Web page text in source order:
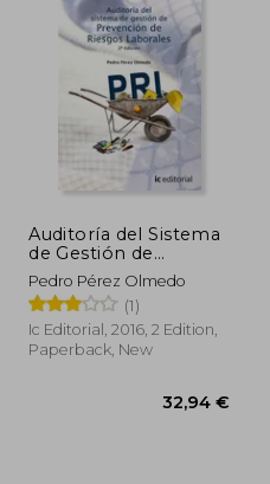
Auditoría del Sistema
de Gestión de
Prevención de
Riesgos Laborales (in
Spanish)
Pedro Pérez Olmedo
(1)
Ic Editorial, 2016, 2 Edition,
Paperback, New